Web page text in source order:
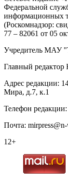
Федеральной
информационных
(Роскомнадзор:
77 – 82061 от 05
Учредитель МАУ
Главный
Адрес редакции:
Мира, д.7, к.1
Телефон
Почта:
12+